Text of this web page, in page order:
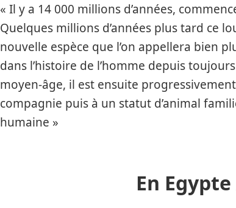
« Il y a 14 000 millions d’années,
Quelques millions d’années plus tard ce
nouvelle espèce que l’on appellera bien
dans l’histoire de l’homme depuis
moyen-âge, il est ensuite
compagnie puis à un statut d’animal
humaine »
En